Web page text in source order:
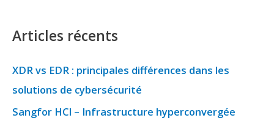
h
Articles récents
XDR vs EDR : principales différences dans les
solutions de cybersécurité
Sangfor HCI – Infrastructure hyperconvergée